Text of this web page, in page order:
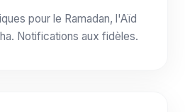
pour le Ramadan, l'Aïd
Notifications aux fidèles.